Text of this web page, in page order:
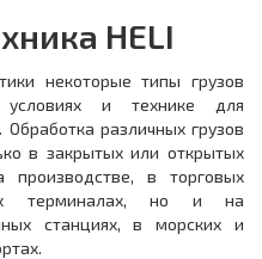
HELI
некоторые типы грузов
и технике для
различных грузов
в закрытых или открытых
производстве, в торговых
терминалах, но и на
станциях, в морских и